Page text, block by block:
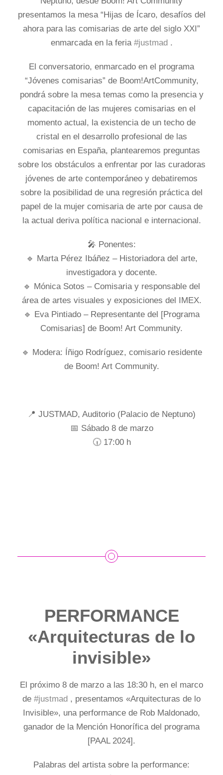
presentamos la mesa “Hijas de Ícaro, desafíos del
ahora para las comisarias de arte del siglo XXI”
enmarcada en la feria #justmad.
El conversatorio, enmarcado en el programa
“Jóvenes comisarias” de Boom!ArtCommunity,
pondrá sobre la mesa temas como la presencia y
capacitación de las mujeres comisarias en el
momento actual, la existencia de un techo de
cristal en el desarrollo profesional de las
comisarias en España, plantearemos preguntas
sobre los obstáculos a enfrentar por las curadoras
jóvenes de arte contemporáneo y debatiremos
sobre la posibilidad de una regresión práctica del
papel de la mujer comisaria de arte por causa de
la actual deriva política nacional e internacional.
🎤 Ponentes:
🔹 Marta Pérez Ibáñez – Historiadora del arte,
investigadora y docente.
🔹 Mónica Sotos – Comisaria y responsable del
área de artes visuales y exposiciones del IMEX.
🔹 Eva Pintiado – Representante del [Programa
Comisarias] de Boom! Art Community.
🔹 Modera: Íñigo Rodríguez, comisario residente
de Boom! Art Community.
📍 JUSTMAD, Auditorio (Palacio de Neptuno)
📅 Sábado 8 de marzo
🕡 17:00 h
PERFORMANCE
«Arquitecturas de lo
invisible»
El próximo 8 de marzo a las 18:30 h, en el marco
de #justmad , presentamos «Arquitecturas de lo
Invisible», una performance de Rob Maldonado,
ganador de la Mención Honorífica del programa
[PAAL 2024].
Palabras del artista sobre la performance: